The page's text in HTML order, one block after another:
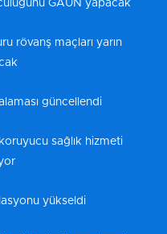
GAÜN yapacak
rövanş maçları yarın
güncellendi
sağlık hizmeti
yükseldi